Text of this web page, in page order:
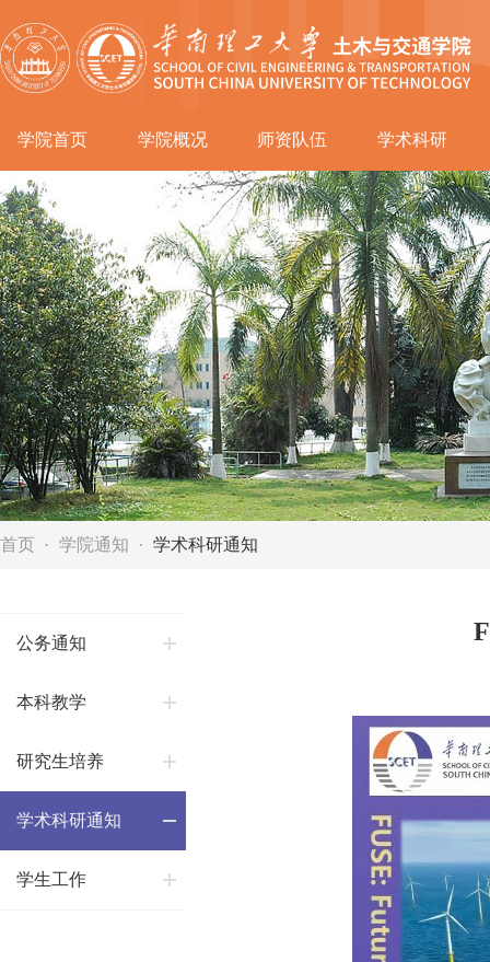
学院首页 学院概况 师资队伍 学术科研
首页 学院通知 学术科研通知
公务通知
本科教学
研究生培养
学术科研通知
学生工作